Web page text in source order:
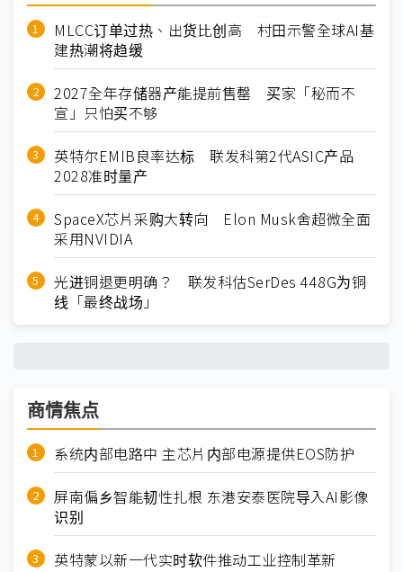
MLCC订单过热、出货比创高 村田示警全球AI基
建热潮将趋缓
2027全年存储器产能提前售罄 买家「秘而不
宣」只怕买不够
英特尔EMIB良率达标 联发科第2代ASIC产品
2028准时量产
SpaceX芯片采购大转向 Elon Musk舍超微全面
采用NVIDIA
光进铜退更明确？ 联发科估SerDes 448G为铜
线「最终战场」
商情焦点
系统内部电路中 主芯片内部电源提供EOS防护
屏南偏乡智能韧性扎根 东港安泰医院导入AI影像
识别
英特蒙以新一代实时软件推动工业控制革新